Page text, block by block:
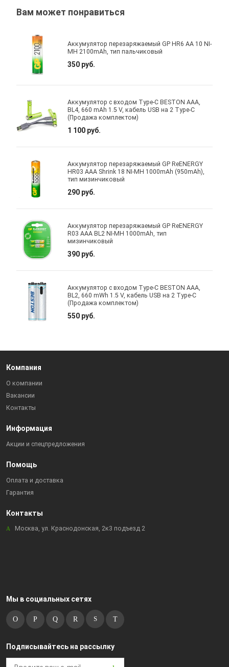
Вам может понравиться
Аккумулятор перезаряжаемый GP HR6 AA 10 NI-
MH 2100mAh, тип пальчиковый
350 руб.
Аккумулятор с входом Type-C BESTON AAA,
BL4, 660 mAh 1.5 V, кабель USB на 2 Type-C
(Продажа комплектом)
1 100 руб.
Аккумулятор перезаряжаемый GP ReENERGY
HR03 AAA Shrink 18 NI-MH 1000mAh (950mAh),
тип мизинчиковый
290 руб.
Аккумулятор перезаряжаемый GP ReENERGY
R03 AAA BL2 NI-MH 1000mAh, тип
мизинчиковый
390 руб.
Аккумулятор с входом Type-C BESTON AAA,
BL2, 660 mWh 1.5 V, кабель USB на 2 Type-C
(Продажа комплектом)
550 руб.
Компания
О компании
Вакансии
Контакты
Информация
Акции и спецпредложения
Помощь
Оплата и доставка
Гарантия
Контакты
Москва, ул. Краснодонская, 2к3 подъезд 2
Мы в социальных сетях
Подписывайтесь на рассылку